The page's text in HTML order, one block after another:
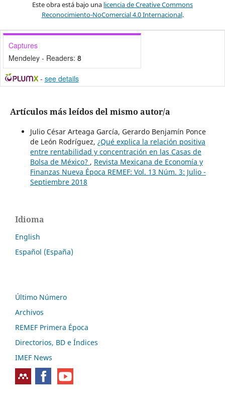
Este obra está bajo una licencia de Creative Commons
Reconocimiento-NoComercial 4.0 Internacional.
Captures
Mendeley - Readers: 8
- see details
Artículos más leídos del mismo autor/a
Julio César Arteaga García, Gerardo Benjamín Ponce
de León Rodríguez, ¿Qué explica la relación positiva
entre rentabilidad y concentración en las Casas de
Bolsa de México? , Revista Mexicana de Economía y
Finanzas Nueva Época REMEF: Vol. 13 Núm. 3: Julio -
Septiembre 2018
Idioma
English
Español (España)
Último Número
Archivos
REMEF Primera Época
Directorios, BD e Índices
IMEF News